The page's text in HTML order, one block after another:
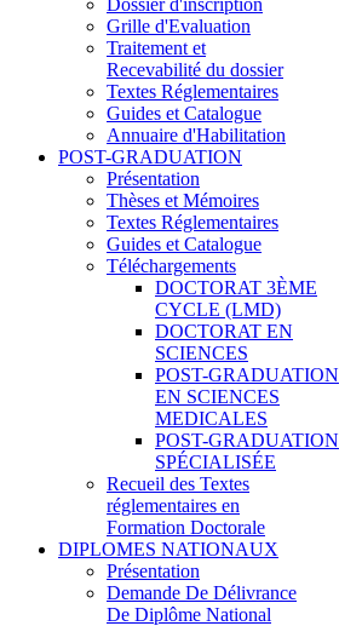
Dossier d'inscription
Grille d'Evaluation
Traitement et
Recevabilité du dossier
Textes Réglementaires
Guides et Catalogue
Annuaire d'Habilitation
POST-GRADUATION
Présentation
Thèses et Mémoires
Textes Réglementaires
Guides et Catalogue
Téléchargements
DOCTORAT 3ÈME
CYCLE (LMD)
DOCTORAT EN
SCIENCES
POST-GRADUATION
EN SCIENCES
MEDICALES
POST-GRADUATION
SPÉCIALISÉE
Recueil des Textes
réglementaires en
Formation Doctorale
DIPLOMES NATIONAUX
Présentation
Demande De Délivrance
De Diplôme National